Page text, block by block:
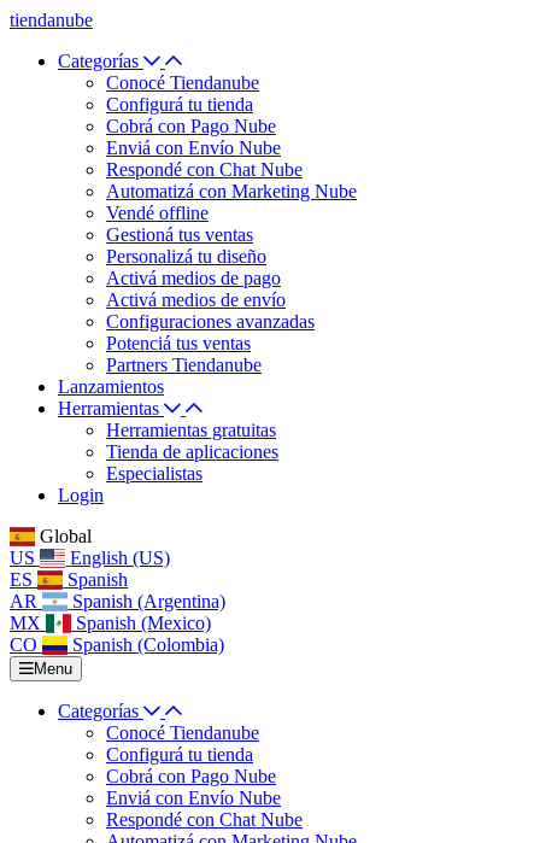
tiendanube
Categorías
Conocé Tiendanube
Configurá tu tienda
Cobrá con Pago Nube
Enviá con Envío Nube
Respondé con Chat Nube
Automatizá con Marketing Nube
Vendé offline
Gestioná tus ventas
Personalizá tu diseño
Activá medios de pago
Activá medios de envío
Configuraciones avanzadas
Potenciá tus ventas
Partners Tiendanube
Lanzamientos
Herramientas
Herramientas gratuitas
Tienda de aplicaciones
Especialistas
Login
Global
US
English (US)
ES
Spanish
AR
Spanish (Argentina)
MX
Spanish (Mexico)
CO
Spanish (Colombia)
Menu
Categorías
Conocé Tiendanube
Configurá tu tienda
Cobrá con Pago Nube
Enviá con Envío Nube
Respondé con Chat Nube